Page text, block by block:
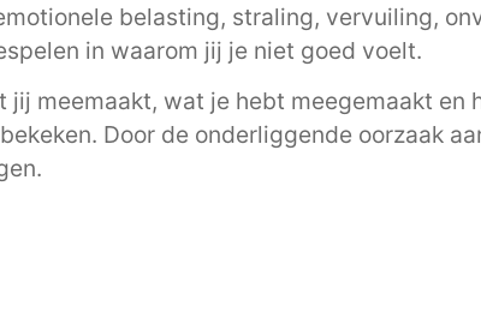
belasting, straling, vervuiling,
in waarom jij je niet goed voelt.
meemaakt, wat je hebt meegemaakt en
Door de onderliggende oorzaak